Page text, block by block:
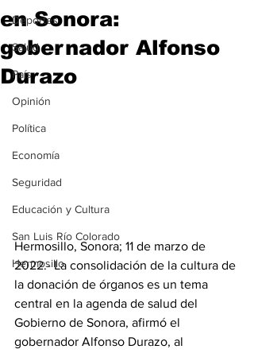
Deportes
Salud
País
Opinión
Política
Economía
Seguridad
Educación y Cultura
San Luis Río Colorado
Hermosillo
en Sonora:
gobernador Alfonso
Durazo
Hermosillo, Sonora; 11 de marzo de
2022.- La consolidación de la cultura de
la donación de órganos es un tema
central en la agenda de salud del
Gobierno de Sonora, afirmó el
gobernador Alfonso Durazo, al